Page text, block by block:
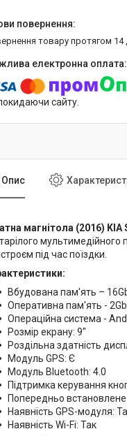
товару протягом 14
сайту.
Опис
магнітола (2016)
мультимедійного
під час поїздки.
Вбудована пам'ять –
Оперативна пам'ять - 2Gb
Операційна система -
Розмір екрану: 9"
Роздільна здатність
Модуль GPS: Є
Модуль Bluetooth: 4.0
Підтримка керування
Попередньо
Наявність GPS-модуля:
Наявність Wi-Fi: Так